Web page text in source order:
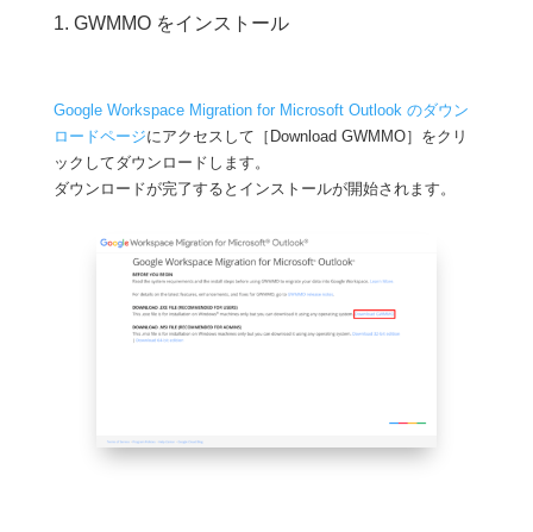
1. GWMMO をインストール
Google Workspace Migration for Microsoft Outlook のダウン
ロードページにアクセスして［Download GWMMO］をクリ
ックしてダウンロードします。
ダウンロードが完了するとインストールが開始されます。